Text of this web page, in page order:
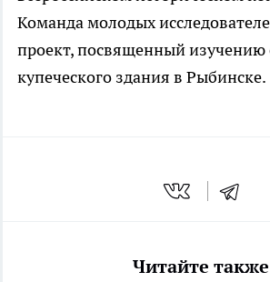
Команда молодых
проект, посвященный изучению
купеческого здания в Рыбинске.
Читайте